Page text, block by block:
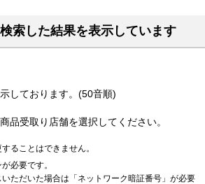
索した結果を表示しています
しております。(50音順)
品受取り店舗を選択してください。
ることはできません。
必要です。
いただいた場合は「ネットワーク暗証番号」が必要